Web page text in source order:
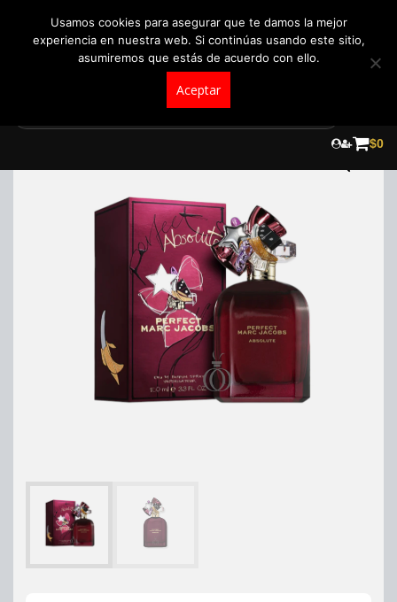
$0
Usamos cookies para asegurar que te damos la mejor
experiencia en nuestra web. Si continúas usando este sitio,
asumiremos que estás de acuerdo con ello.
Aceptar